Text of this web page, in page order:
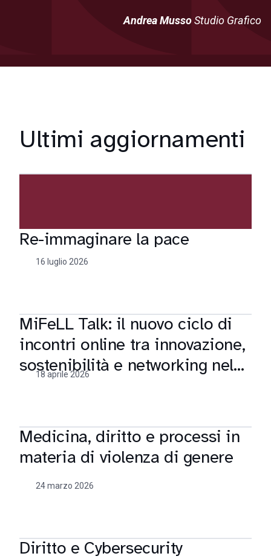
Andrea MussoStudio Grafico
Ultimi aggiornamenti
Re-immaginare la pace
16 luglio 2026
MiFeLL Talk: il nuovo ciclo di
incontri online tra innovazione,
sostenibilità e networking nel
fashion & luxury
18 aprile 2026
Medicina, diritto e processi in
materia di violenza di genere
24 marzo 2026
Diritto e Cybersecurity